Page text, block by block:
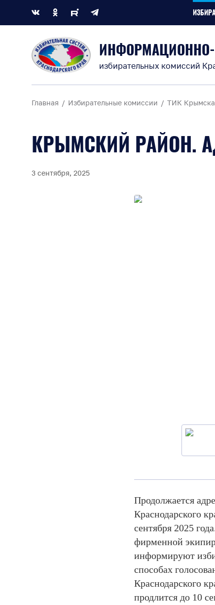
избирательных комиссий
Главная Избирательные комиссии ТИК
КРЫМСКИЙ РАЙОН.
3 сентября, 2025
Продолжается
Краснодарского
сентября 2025
фирменной
информируют
способах
Краснодарского
продлится до 10